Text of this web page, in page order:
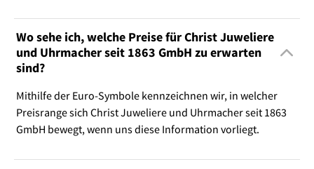
Wo sehe ich, welche Preise für Christ Juweliere
und Uhrmacher seit 1863 GmbH zu erwarten
sind?
Mithilfe der Euro-Symbole kennzeichnen wir, in welcher
Preisrange sich Christ Juweliere und Uhrmacher seit 1863
GmbH bewegt, wenn uns diese Information vorliegt.